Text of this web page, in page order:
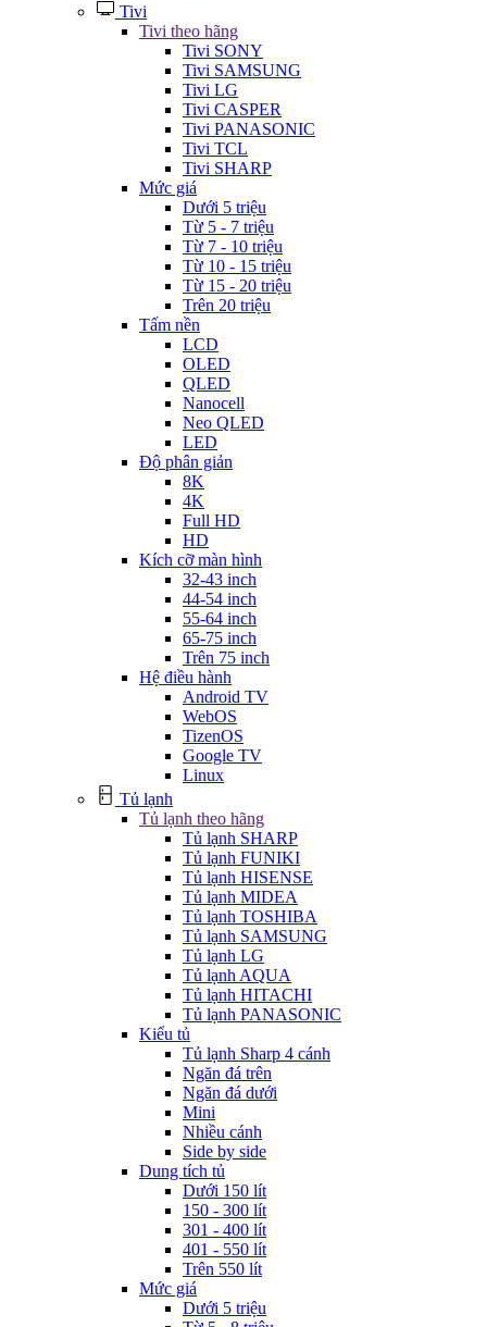
Tivi
Tivi theo hãng
Tivi SONY
Tivi SAMSUNG
Tivi LG
Tivi CASPER
Tivi PANASONIC
Tivi TCL
Tivi SHARP
Mức giá
Dưới 5 triệu
Từ 5 - 7 triệu
Từ 7 - 10 triệu
Từ 10 - 15 triệu
Từ 15 - 20 triệu
Trên 20 triệu
Tấm nền
LCD
OLED
QLED
Nanocell
Neo QLED
LED
Độ phân giản
8K
4K
Full HD
HD
Kích cỡ màn hình
32-43 inch
44-54 inch
55-64 inch
65-75 inch
Trên 75 inch
Hệ điều hành
Android TV
WebOS
TizenOS
Google TV
Linux
Tủ lạnh
Tủ lạnh theo hãng
Tủ lạnh SHARP
Tủ lạnh FUNIKI
Tủ lạnh HISENSE
Tủ lạnh MIDEA
Tủ lạnh TOSHIBA
Tủ lạnh SAMSUNG
Tủ lạnh LG
Tủ lạnh AQUA
Tủ lạnh HITACHI
Tủ lạnh PANASONIC
Kiểu tủ
Tủ lạnh Sharp 4 cánh
Ngăn đá trên
Ngăn đá dưới
Mini
Nhiều cánh
Side by side
Dung tích tủ
Dưới 150 lít
150 - 300 lít
301 - 400 lít
401 - 550 lít
Trên 550 lít
Mức giá
Dưới 5 triệu